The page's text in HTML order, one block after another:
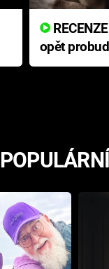
RECENZE: Smrtelné zlo se
opět
přichází s